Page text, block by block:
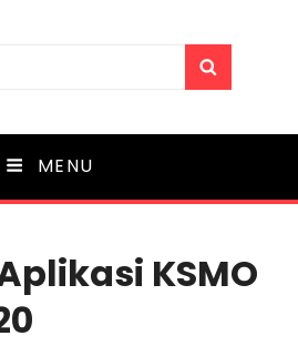
AN
MENU
KSMO